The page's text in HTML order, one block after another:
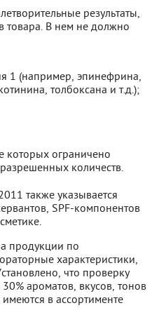
результаты,
товара. В нем не должно
1 (например, эпинефрина,
толбоксана и т.д.);
которых ограничено
количеств.
также указывается
SPF-компонентов
продукции по
характеристики,
что проверку
ароматов, вкусов, тонов
в ассортименте